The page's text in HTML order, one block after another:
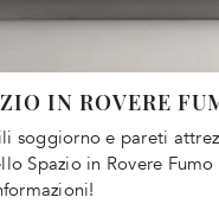
IN ROVERE
soggiorno e pareti
Spazio in Rovere Fumo